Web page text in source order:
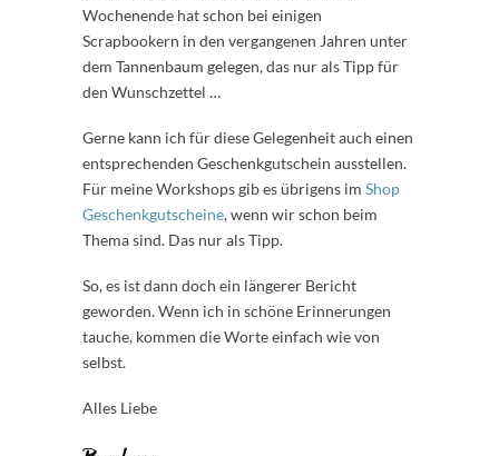
Wochenende hat schon bei einigen
Scrapbookern in den vergangenen Jahren unter
dem Tannenbaum gelegen, das nur als Tipp für
den Wunschzettel …
Gerne kann ich für diese Gelegenheit auch einen
entsprechenden Geschenkgutschein ausstellen.
Für meine Workshops gib es übrigens im Shop
Geschenkgutscheine, wenn wir schon beim
Thema sind. Das nur als Tipp.
So, es ist dann doch ein längerer Bericht
geworden. Wenn ich in schöne Erinnerungen
tauche, kommen die Worte einfach wie von
selbst.
Alles Liebe